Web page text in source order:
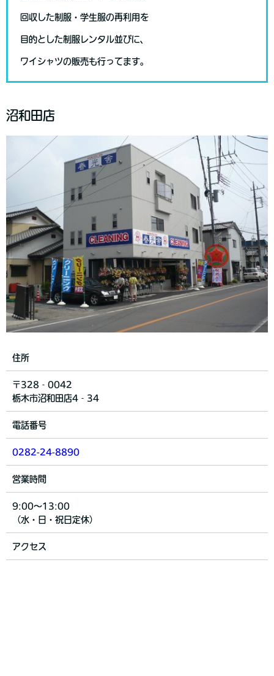
回収した制服・学生服の再利用を
目的とした制服レンタル並びに、
ワイシャツの販売も行ってます。
沼和田店
住所
〒328‐0042
栃木市沼和田店4‐34
電話番号
0282-24-8890
営業時間
9:00～13:00
（水・日・祝日定休）
アクセス